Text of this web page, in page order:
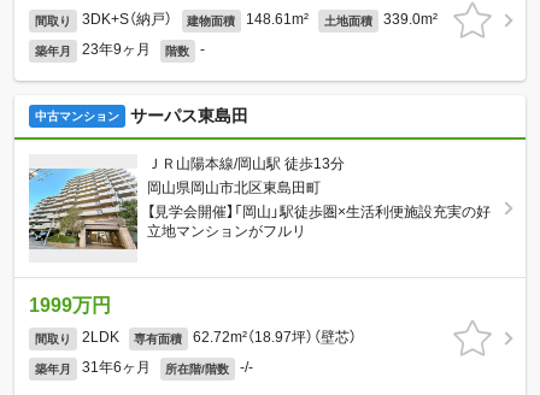
間取り 3DK+S（納戸） 建物面積 148.61m² 土地面積 339.0m²
築年月 23年9ヶ月 階数 -
中古マンション サーパス東島田
ＪＲ山陽本線/岡山駅 徒歩13分
岡山県岡山市北区東島田町
【見学会開催】「岡山」駅徒歩圏×生活利便施設充実の好
立地マンションがフルリ
1999万円
間取り 2LDK 専有面積 62.72m²（18.97坪）（壁芯）
築年月 31年6ヶ月 所在階/階数 -/-